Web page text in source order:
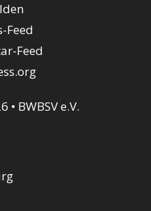
Feed
Feed
BWBSV e.V.